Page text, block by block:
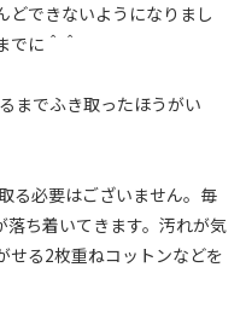
どできないようになりまし
でに＾＾
までふき取ったほうがい
る必要はございません。毎
落ち着いてきます。汚れが気
せる2枚重ねコットンなどを